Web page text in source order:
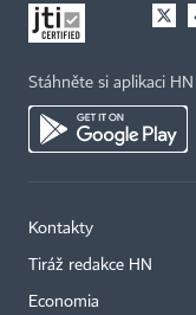
Stáhněte si aplikaci HN
Kontakty
Tiráž redakce HN
Economia